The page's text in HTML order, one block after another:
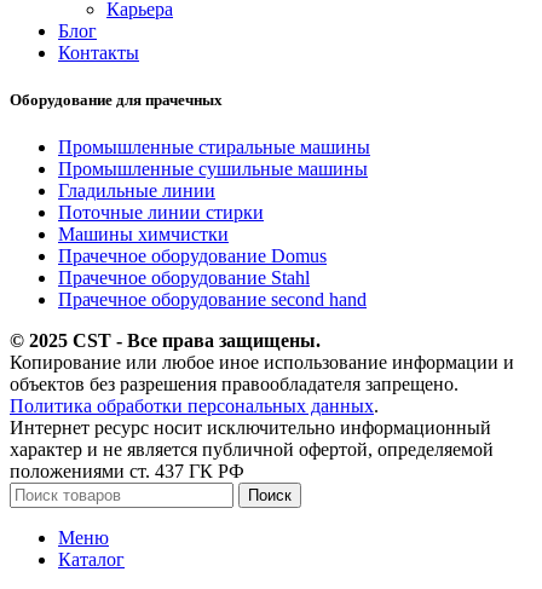
Карьера
Блог
Контакты
Оборудование для прачечных
Промышленные стиральные машины
Промышленные сушильные машины
Гладильные линии
Поточные линии стирки
Машины химчистки
Прачечное оборудование Domus
Прачечное оборудование Stahl
Прачечное оборудование second hand
© 2025 CST - Все права защищены.
Копирование или любое иное использование информации и
объектов без разрешения правообладателя запрещено.
Политика обработки персональных данных.
Интернет ресурс носит исключительно информационный
характер и не является публичной офертой, определяемой
положениями ст. 437 ГК РФ
Поиск
Меню
Каталог